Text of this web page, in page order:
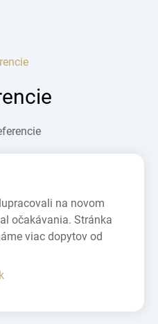
na novom
očakávania. Stránka
viac dopytov od